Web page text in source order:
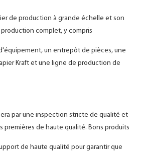
de production à grande échelle et son
complet, y compris
un entrepôt de pièces, une
Kraft et une ligne de production de
par une inspection stricte de qualité et
premières de haute qualité. Bons produits
de haute qualité pour garantir que